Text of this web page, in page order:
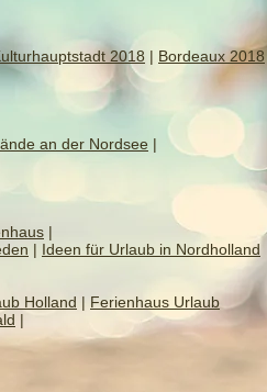
2018 | Bordeaux 2018
an der Nordsee |
|
| Ideen für Urlaub in Nordholland
Holland | Ferienhaus Urlaub
|